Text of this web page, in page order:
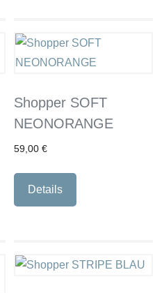
Shopper SOFT
NEONORANGE
59,00€
Details